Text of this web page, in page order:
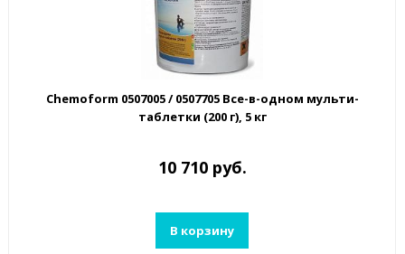
Chemoform 0507005 / 0507705 Все-в-одном мульти-
таблетки (200 г), 5 кг
10 710 руб.
В корзину